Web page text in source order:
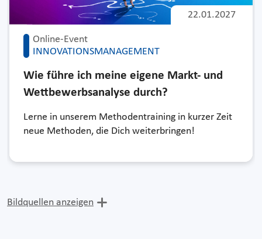
Online-Event
INNOVATIONSMANAGEMENT
22.01.2027
Wie führe ich meine eigene Markt- und
Wettbewerbsanalyse durch?
Lerne in unserem Methodentraining in kurzer Zeit
neue Methoden, die Dich weiterbringen!
Bildquellen anzeigen